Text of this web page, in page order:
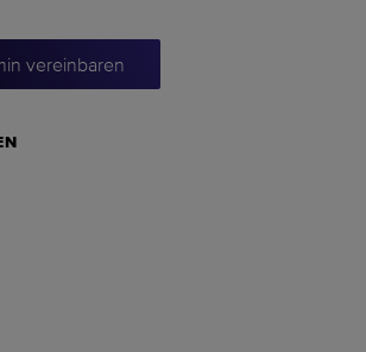
vereinbaren